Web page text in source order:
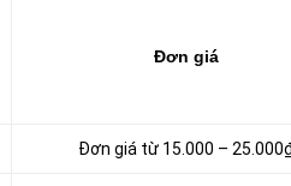
Đơn giá
Đơn giá từ 15.000 –